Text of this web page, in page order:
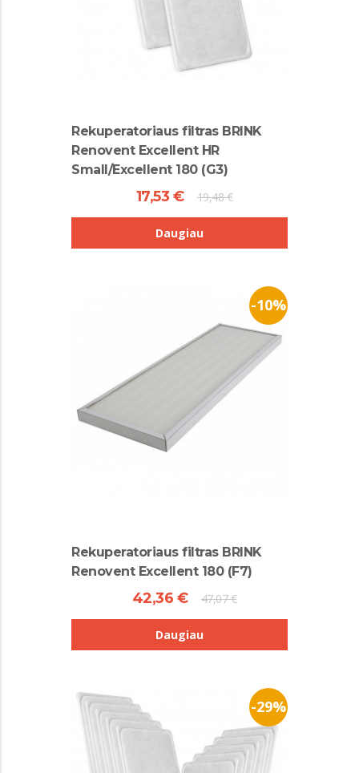
Rekuperatoriaus filtras BRINK
Renovent Excellent HR
Small/Excellent 180 (G3)
17,53 € 19,48 €
Daugiau
-10%
Rekuperatoriaus filtras BRINK
Renovent Excellent 180 (F7)
42,36 € 47,07 €
Daugiau
-29%